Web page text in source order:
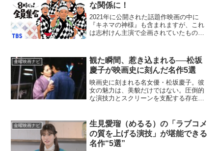
な関係に！
2021年に公開された話題作映画の中に
『キネマの神様』も含まれますが、これ
は志村けん主演で企画されていたもの
した。その志村けんが所属していたお笑
いグループが“ザ・ドリフ...
金曜映画ナビ
観た瞬間、惹き込まれる──松坂
慶子が映画史に刻んだ名作5選
映画史に刻まれる名女優・松坂慶子。彼
女の魅力は、美貌だけではない。圧倒的
な演技力とスクリーンを支配する存在
できた。80年代、日本映画界は熱を帯び
ていた。そんな時代に輝き...
金曜映画ナビ
生見愛瑠（めるる）の「ラブコメ
の質を上げる演技」が堪能できる
名作“5選”